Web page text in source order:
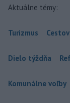
Aktuálne témy:
Turizmus
Dielo týždňa
Komunálne voľby